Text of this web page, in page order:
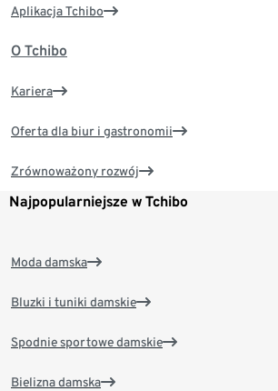
Aplikacja Tchibo
O Tchibo
Kariera
Oferta dla biur i gastronomii
Zrównoważony rozwój
Najpopularniejsze w Tchibo
Moda damska
Bluzki i tuniki damskie
Spodnie sportowe damskie
Bielizna damska